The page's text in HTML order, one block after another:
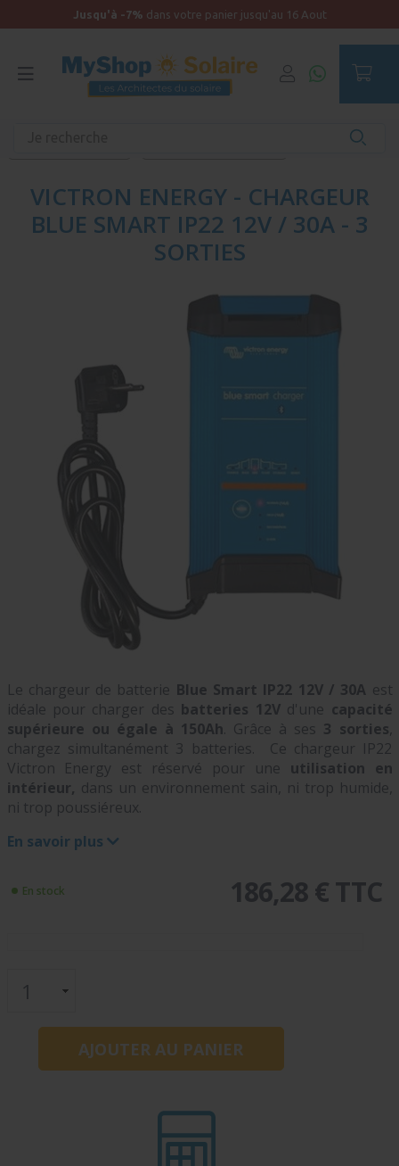
Jusqu'à -7% dans votre panier jusqu'au 16 Aout
VICTRON ENERGY - CHARGEUR
BLUE SMART IP22 12V / 30A - 3
SORTIES
Le chargeur de batterie Blue Smart IP22 12V / 30A est
idéale pour charger des batteries 12Vd'une capacité
supérieure ou égale à 150Ah. Grâce à ses 3 sorties
chargez simultanément 3 batteries. Ce chargeur IP22
Victron Energy est réservé pour une utilisation en
intérieur, dans un environnement sain, ni trop humide,
ni trop poussiéreux.
En savoir plus
En stock 186,28 € TTC